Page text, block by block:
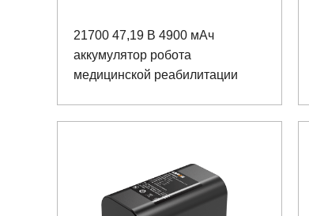
21700 47,19 В 4900 мАч
аккумулятор робота
медицинской реабилитации